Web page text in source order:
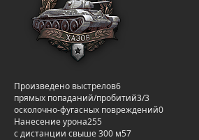
Произведено выстрелов6
прямых попаданий/пробитий3/3
осколочно-фугасных повреждений0
Нанесение урона255
с дистанции свыше 300 м57